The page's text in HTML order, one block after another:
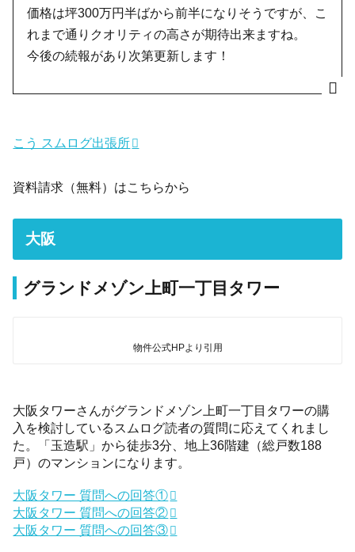
価格は坪300万円半ばから前半になりそうですが、こ
れまで通りクオリティの高さが期待出来ますね。
今後の続報があり次第更新します！
こう スムログ出張所
資料請求（無料）はこちらから
大阪
グランドメゾン上町一丁目タワー
物件公式HPより引用
大阪タワーさんがグランドメゾン上町一丁目タワーの購
入を検討しているスムログ読者の質問に応えてくれまし
た。「玉造駅」から徒歩3分、地上36階建（総戸数188
戸）のマンションになります。
大阪タワー 質問への回答①
大阪タワー 質問への回答②
大阪タワー 質問への回答③